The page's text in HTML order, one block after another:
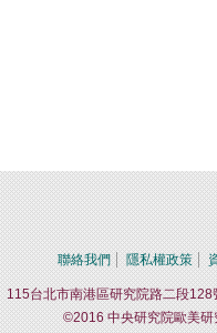
聯絡我們 隱私權政策
115台北市南港區研究院路二段
©2016 中央研究院歐美研